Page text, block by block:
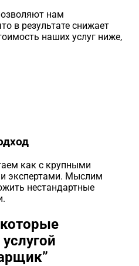
нам
в результате снижает
наших услуг ниже,
как с крупными
экспертами. Мыслим
нестандартные
которые